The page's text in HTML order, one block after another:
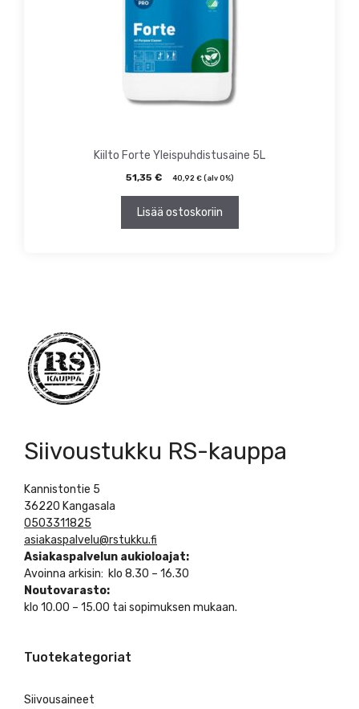
Kiilto Forte Yleispuhdistusaine 5L
51,35 € 40,92 €(alv 0%)
Lisää ostoskoriin
Siivoustukku RS-kauppa
Kannistontie 5
36220 Kangasala
0503311825
asiakaspalvelu@rstukku.fi
Asiakaspalvelun aukioloajat:
Avoinna arkisin: klo 8.30 – 16.30
Noutovarasto:
klo 10.00 – 15.00 tai sopimuksen mukaan.
Tuotekategoriat
Siivousaineet